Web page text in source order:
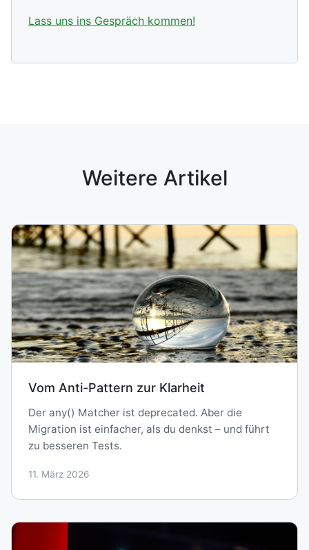
Lass uns ins Gespräch kommen!
Weitere Artikel
Vom Anti-Pattern zur Klarheit
Der any() Matcher ist deprecated. Aber die
Migration ist einfacher, als du denkst – und führt
zu besseren Tests.
11. März 2026